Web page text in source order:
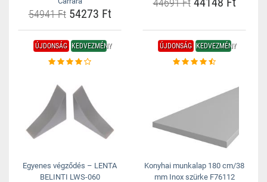
54941 Ft54273 Ft
44691 Ft
ÚJDONSÁG KEDVEZMÉNY
Egyenes végződés – LENTA
BELINTI LWS-060
ÚJDONSÁG KEDVEZMÉNY
Konyhai munkalap 180 cm/38
mm Inox szürke F76112